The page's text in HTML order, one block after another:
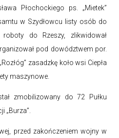
Płochockiego ps. „Mietek”
w Szydłowcu listy osób do
do Rzeszy, zlikwidował
pod dowództwem por.
zasadzkę koło wsi Ciepła
maszynowe.
zmobilizowany do 72 Pułku
„Burza”.
przed zakończeniem wojny w